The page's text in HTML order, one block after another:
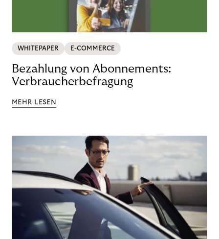
WHITEPAPER E-COMMERCE
Bezahlung von Abonnements:
Verbraucherbefragung
MEHR LESEN